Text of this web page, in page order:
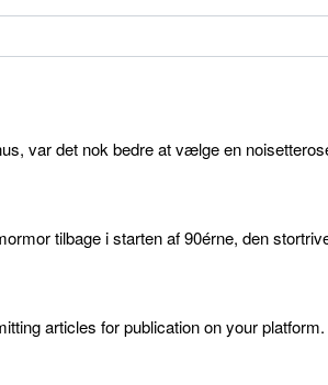
var det nok bedre at vælge en
tilbage i starten af 90érne, den
articles for publication on your